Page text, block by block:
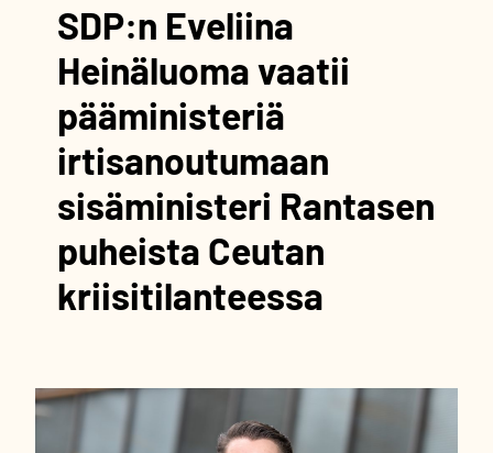
SDP:n Eveliina
Heinäluoma vaatii
pääministeriä
irtisanoutumaan
sisäministeri Rantasen
puheista Ceutan
kriisitilanteessa